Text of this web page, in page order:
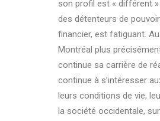
son profil est « différent
des détenteurs de
financier, est fatiguant.
Montréal plus
continue sa carrière de
continue à s’intéresser
leurs conditions de vie,
la société occidentale,